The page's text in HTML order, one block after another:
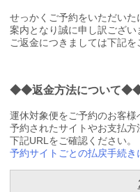
せっかくご予約をいただい
案内となり誠に申し訳ござい
ご返金につきましては下記を
◆◆返金方法について
運休対象便をご予約のお客様
予約されたサイトやお支払
下記URLをご確認ください。
予約サイトごとの払戻手続き